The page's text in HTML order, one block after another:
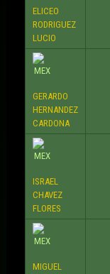
ELICEO
RODRIGUEZ
LUCIO
GERARDO
HERNANDEZ
CARDONA
ISRAEL
CHAVEZ
FLORES
MIGUEL